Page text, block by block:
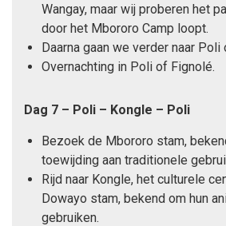
Wangay, maar wij proberen het
door het Mbororo Camp loopt.
Daarna gaan we verder naar Poli
Overnachting in Poli of Fignolé.
Dag 7 – Poli – Kongle – Poli
Bezoek de Mbororo stam,
toewijding aan traditionele
Rijd naar Kongle, het culturele
Dowayo stam, bekend om hun
gebruiken.